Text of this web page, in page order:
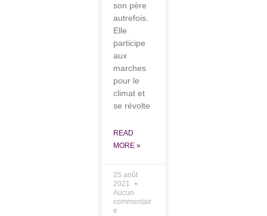
son père
autrefois.
Elle
participe
aux
marches
pour le
climat et
se révolte
READ
MORE »
25 août
2021
Aucun
commentair
e